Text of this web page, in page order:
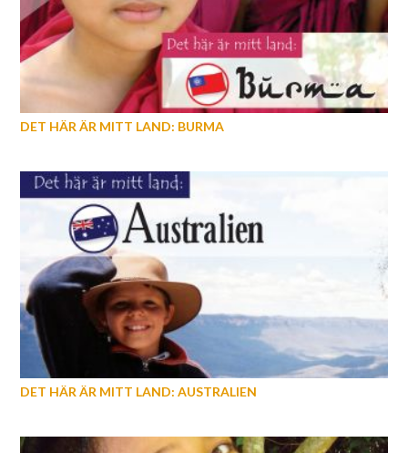
DET HÄR ÄR MITT LAND: BURMA
DET HÄR ÄR MITT LAND: AUSTRALIEN